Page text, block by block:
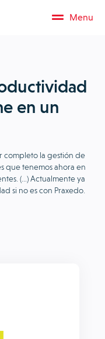
Menu
en un
completo la gestión de
que tenemos ahora en
(…) Actualmente ya
si no es con Praxedo.